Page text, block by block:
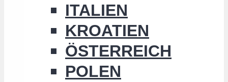
ITALIEN
KROATIEN
ÖSTERREICH
POLEN